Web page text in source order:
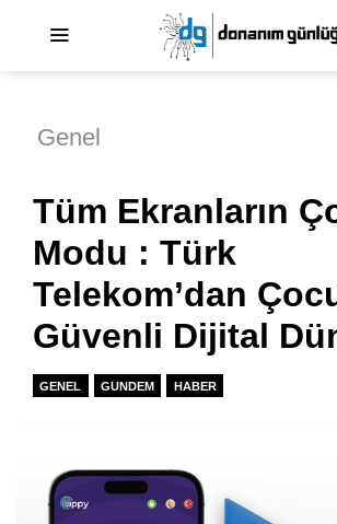
Genel
Tüm Ekranların
Modu : Türk
Telekom’dan
Güvenli Dijital
GENEL GUNDEM HABER